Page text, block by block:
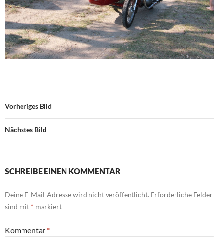
Vorheriges Bild
Nächstes Bild
SCHREIBE EINEN KOMMENTAR
Deine E-Mail-Adresse wird nicht veröffentlicht. Erforderliche Felder
sind mit * markiert
Kommentar *